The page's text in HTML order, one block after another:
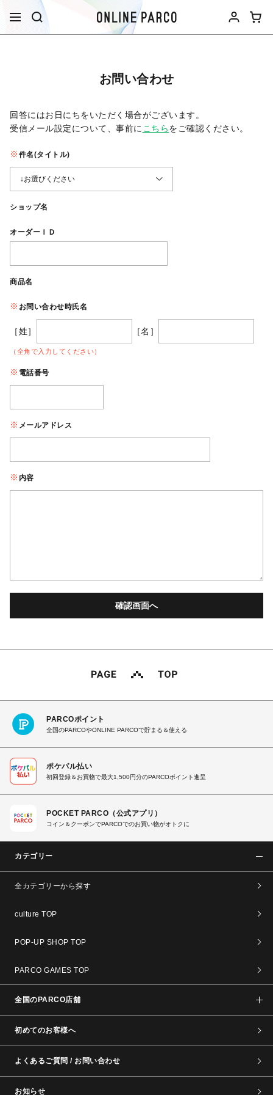
お問い合わせ
回答にはお日にちをいただく場合がございます。
受信メール設定について、事前に こちらをご確認ください。​
件名(タイトル)
ショップ名
オーダーＩＤ
商品名
お問い合わせ時氏名
［姓］ ［名］
（全角で入力してください）
電話番号
メールアドレス
内容
PARCOポイント
全国のPARCOやONLINE PARCOで貯まる＆使える
ポケパル払い
初回登録＆お買物で最大1,500円分のPARCOポイント進呈
POCKET PARCO（公式アプリ）
コイン＆クーポンでPARCOでのお買い物がオトクに
カテゴリー
全カテゴリーから探す
culture TOP
POP-UP SHOP TOP
PARCO GAMES TOP
全国のPARCO店舗
初めてのお客様へ
よくあるご質問 / お問い合わせ
お知らせ